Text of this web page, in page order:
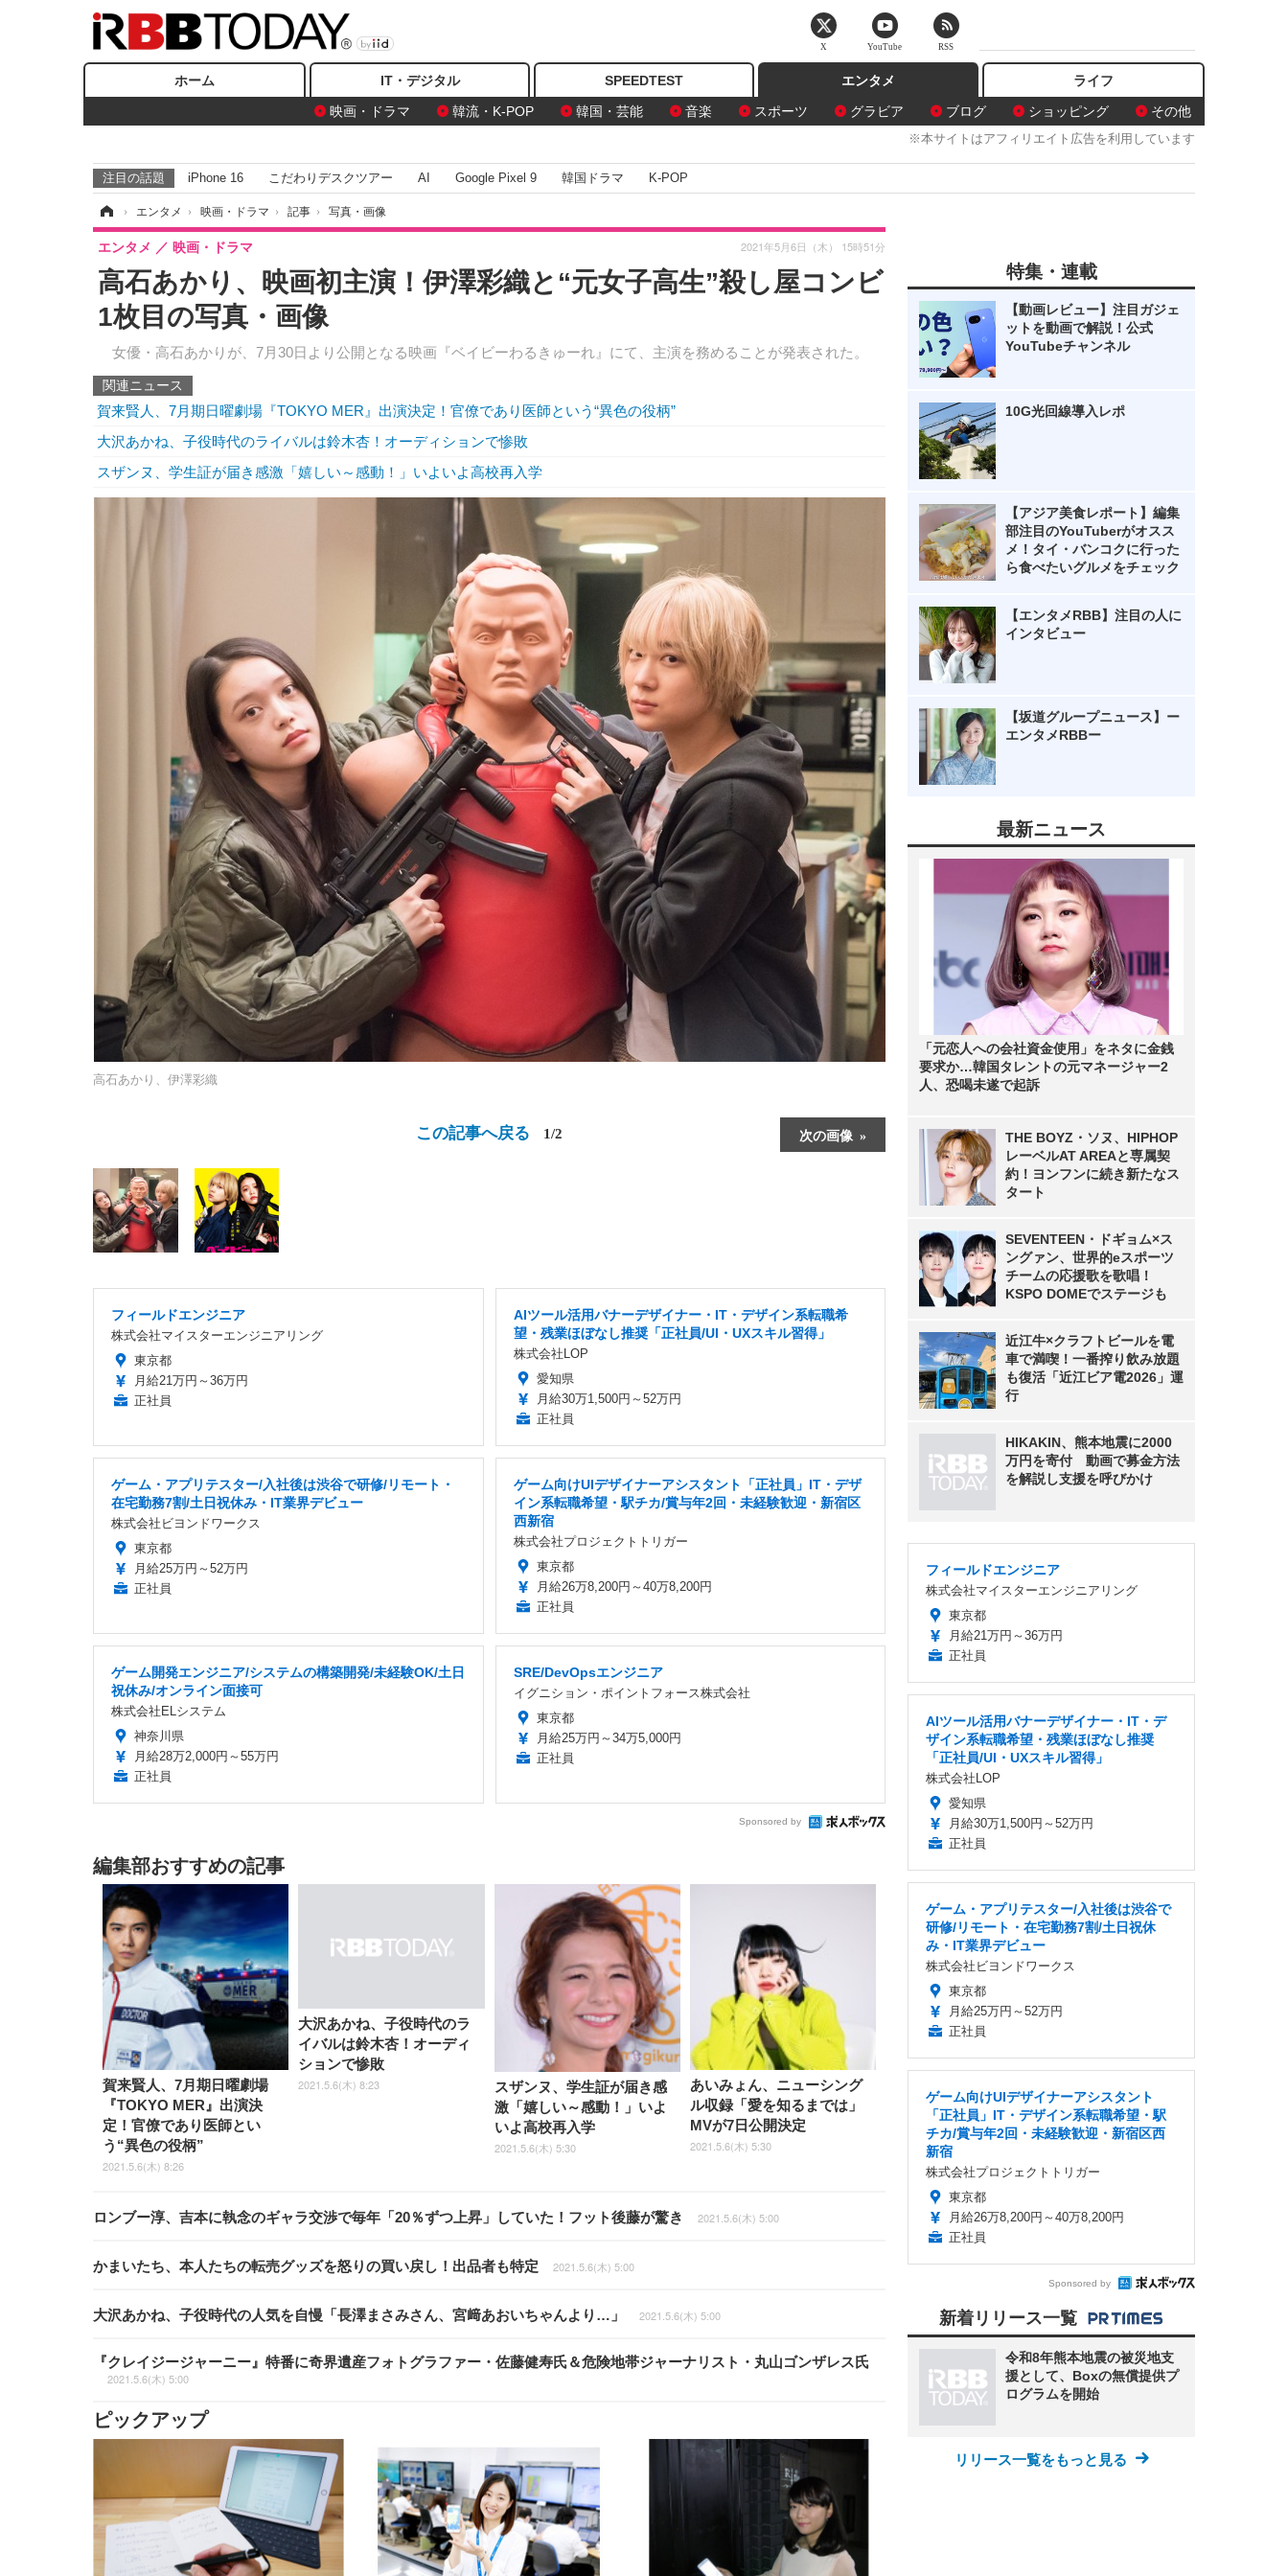
ホーム IT・デジタル SPEEDTEST
エンタメ
映画・ドラマ
韓流・K-POP 韓国・芸能 音楽 スポーツ グラビア ブログ ショッピング その他
ライフ
※本サイトはアフィリエイト広告を利用しています
注目の話題 iPhone 16 こだわりデスクツアー AI Google Pixel 9 韓国ドラマ K-POP
› エンタメ › 映画・ドラマ › 記事 › 写真・画像
高石あかり、映画初主演！伊澤彩織と“元女子高生”殺し屋コンビ
1枚目の写真・画像
女優・高石あかりが、7月30日より公開となる映画『ベイビーわるきゅーれ』にて、主演を務めることが発表された。
エンタメ 映画・ドラマ 2021年5月6日（木） 15時51分
関連ニュース
賀来賢人、7月期日曜劇場『TOKYO MER』出演決定！官僚であり医師という“異色の役柄”
大沢あかね、子役時代のライバルは鈴木杏！オーディションで惨敗
スザンヌ、学生証が届き感激「嬉しい～感動！」いよいよ高校再入学
高石あかり、伊澤彩織
次の画像
この記事へ戻る 1/2
フィールドエンジニア
株式会社マイスターエンジニアリング
東京都
月給21万円～36万円
正社員
AIツール活用バナーデザイナー・IT・デザイン系転職希
望・残業ほぼなし推奨「正社員/UI・UXスキル習得」
株式会社LOP
愛知県
月給30万1,500円～52万円
正社員
ゲーム・アプリテスター/入社後は渋谷で研修/リモート・
在宅勤務7割/土日祝休み・IT業界デビュー
株式会社ビヨンドワークス
東京都
月給25万円～52万円
正社員
ゲーム向けUIデザイナーアシスタント「正社員」IT・デザ
イン系転職希望・駅チカ/賞与年2回・未経験歓迎・新宿区
西新宿
株式会社プロジェクトトリガー
東京都
月給26万8,200円～40万8,200円
正社員
ゲーム開発エンジニア/システムの構築開発/未経験OK/土日
祝休み/オンライン面接可
株式会社ELシステム
神奈川県
月給28万2,000円～55万円
正社員
SRE/DevOpsエンジニア
イグニション・ポイントフォース株式会社
東京都
月給25万円～34万5,000円
正社員
Sponsored by
編集部おすすめの記事
賀来賢人、7月期日曜劇場
『TOKYO MER』出演決
定！官僚であり医師とい
う“異色の役柄”
2021.5.6(木) 8:26
大沢あかね、子役時代のラ
イバルは鈴木杏！オーディ
ションで惨敗
2021.5.6(木) 8:23
スザンヌ、学生証が届き感
激「嬉しい～感動！」いよ
いよ高校再入学
2021.5.6(木) 5:30
あいみょん、ニューシング
ル収録「愛を知るまでは」
MVが7日公開決定
2021.5.6(木) 5:30
ロンブー淳、吉本に執念のギャラ交渉で毎年「20％ずつ上昇」していた！フット後藤が驚き 2021.5.6(木) 5:00
かまいたち、本人たちの転売グッズを怒りの買い戻し！出品者も特定 2021.5.6(木) 5:00
大沢あかね、子役時代の人気を自慢「長澤まさみさん、宮﨑あおいちゃんより…」 2021.5.6(木) 5:00
『クレイジージャーニー』特番に奇界遺産フォトグラファー・佐藤健寿氏＆危険地帯ジャーナリスト・丸山ゴンザレス氏
2021.5.6(木) 5:00
ピックアップ
特集・連載
【動画レビュー】注目ガジェ
ットを動画で解説！公式
YouTubeチャンネル
10G光回線導入レポ
【アジア美食レポート】編集
部注目のYouTuberがオスス
メ！タイ・バンコクに行った
ら食べたいグルメをチェック
【エンタメRBB】注目の人に
インタビュー
【坂道グループニュース】ー
エンタメRBBー
最新ニュース
「元恋人への会社資金使用」をネタに金銭
要求か…韓国タレントの元マネージャー2
人、恐喝未遂で起訴
THE BOYZ・ソヌ、HIPHOP
レーベルAT AREAと専属契
約！ヨンフンに続き新たなス
タート
SEVENTEEN・ドギョム×ス
ングァン、世界的eスポーツ
チームの応援歌を歌唱！
KSPO DOMEでステージも
近江牛×クラフトビールを電
車で満喫！一番搾り飲み放題
も復活「近江ビア電2026」運
行
HIKAKIN、熊本地震に2000
万円を寄付 動画で募金方法
を解説し支援を呼びかけ
フィールドエンジニア
株式会社マイスターエンジニアリング
東京都
月給21万円～36万円
正社員
AIツール活用バナーデザイナー・IT・デ
ザイン系転職希望・残業ほぼなし推奨
「正社員/UI・UXスキル習得」
株式会社LOP
愛知県
月給30万1,500円～52万円
正社員
ゲーム・アプリテスター/入社後は渋谷で
研修/リモート・在宅勤務7割/土日祝休
み・IT業界デビュー
株式会社ビヨンドワークス
東京都
月給25万円～52万円
正社員
ゲーム向けUIデザイナーアシスタント
「正社員」IT・デザイン系転職希望・駅
チカ/賞与年2回・未経験歓迎・新宿区西
新宿
株式会社プロジェクトトリガー
東京都
月給26万8,200円～40万8,200円
正社員
Sponsored by
新着リリース一覧
令和8年熊本地震の被災地支
援として、Boxの無償提供プ
ログラムを開始
リリース一覧をもっと見る
X YouTube RSS